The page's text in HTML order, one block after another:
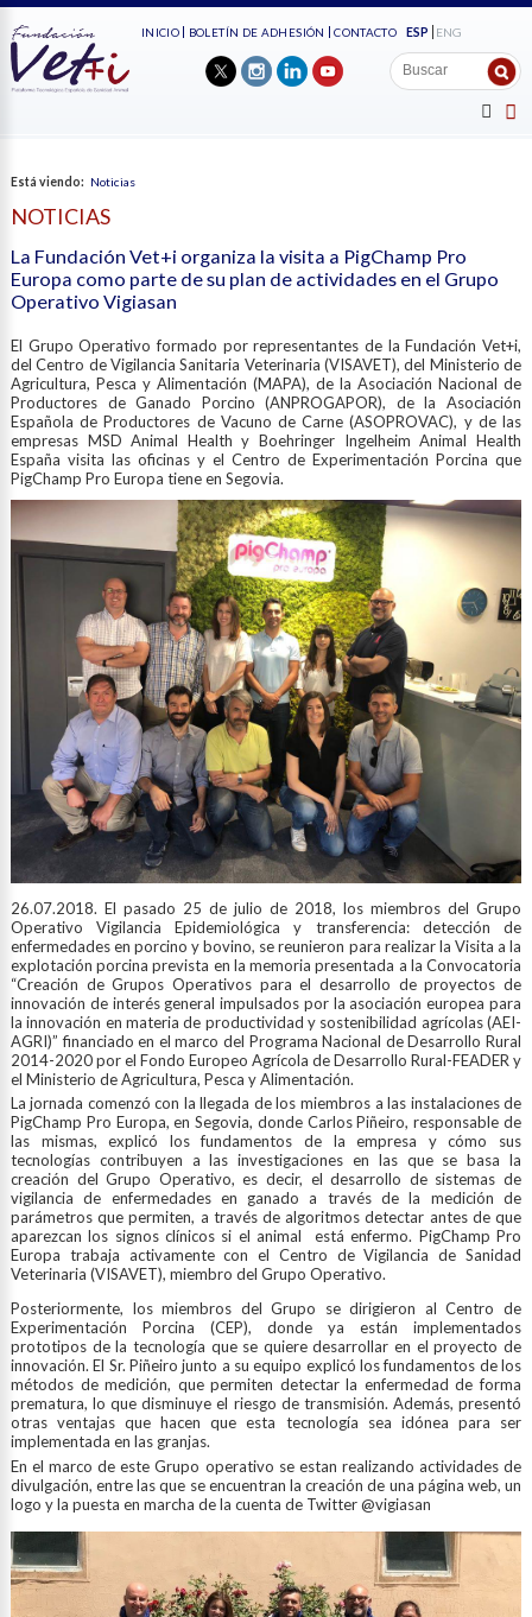
INICIO BOLETÍN DE ADHESIÓN CONTACTO ESP ENG
Está viendo: Noticias
NOTICIAS
La Fundación Vet+i organiza la visita a PigChamp Pro
Europa como parte de su plan de actividades en el Grupo
Operativo Vigiasan
El Grupo Operativo formado por representantes de la Fundación Vet+i,
del Centro de Vigilancia Sanitaria Veterinaria (VISAVET), del Ministerio de
Agricultura, Pesca y Alimentación (MAPA), de la Asociación Nacional de
Productores de Ganado Porcino (ANPROGAPOR), de la Asociación
Española de Productores de Vacuno de Carne (ASOPROVAC), y de las
empresas MSD Animal Health y Boehringer Ingelheim Animal Health
España visita las oficinas y el Centro de Experimentación Porcina que
PigChamp Pro Europa tiene en Segovia.
26.07.2018. El pasado 25 de julio de 2018, los miembros del Grupo
Operativo Vigilancia Epidemiológica y transferencia: detección de
enfermedades en porcino y bovino, se reunieron para realizar la Visita a la
explotación porcina prevista en la memoria presentada a la Convocatoria
“Creación de Grupos Operativos para el desarrollo de proyectos de
innovación de interés general impulsados por la asociación europea para
la innovación en materia de productividad y sostenibilidad agrícolas (AEI-
AGRI)” financiado en el marco del Programa Nacional de Desarrollo Rural
2014-2020 por el Fondo Europeo Agrícola de Desarrollo Rural-FEADER y
el Ministerio de Agricultura, Pesca y Alimentación.
La jornada comenzó con la llegada de los miembros a las instalaciones de
PigChamp Pro Europa, en Segovia, donde Carlos Piñeiro, responsable de
las mismas, explicó los fundamentos de la empresa y cómo sus
tecnologías contribuyen a las investigaciones en las que se basa la
creación del Grupo Operativo, es decir, el desarrollo de sistemas de
vigilancia de enfermedades en ganado a través de la medición de
parámetros que permiten, a través de algoritmos detectar antes de que
aparezcan los signos clínicos si el animal está enfermo. PigChamp Pro
Europa trabaja activamente con el Centro de Vigilancia de Sanidad
Veterinaria (VISAVET), miembro del Grupo Operativo.
Posteriormente, los miembros del Grupo se dirigieron al Centro de
Experimentación Porcina (CEP), donde ya están implementados
prototipos de la tecnología que se quiere desarrollar en el proyecto de
innovación. El Sr. Piñeiro junto a su equipo explicó los fundamentos de los
métodos de medición, que permiten detectar la enfermedad de forma
prematura, lo que disminuye el riesgo de transmisión. Además, presentó
otras ventajas que hacen que esta tecnología sea idónea para ser
implementada en las granjas.
En el marco de este Grupo operativo se estan realizando actividades de
divulgación, entre las que se encuentran la creación de una página web, un
logo y la puesta en marcha de la cuenta de Twitter @vigiasan